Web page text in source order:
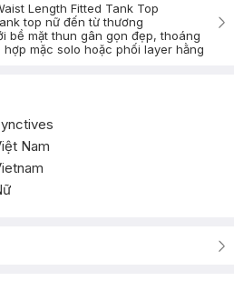
Length Fitted Tank Top
top nữ đến từ thương
bề mặt thun gân gọn đẹp, thoáng
mặc solo hoặc phối layer hằng
Nam